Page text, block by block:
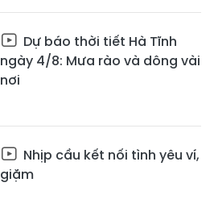
Dự báo thời tiết Hà Tĩnh
ngày 4/8: Mưa rào và dông vài
nơi
Nhịp cầu kết nối tình yêu ví,
giặm